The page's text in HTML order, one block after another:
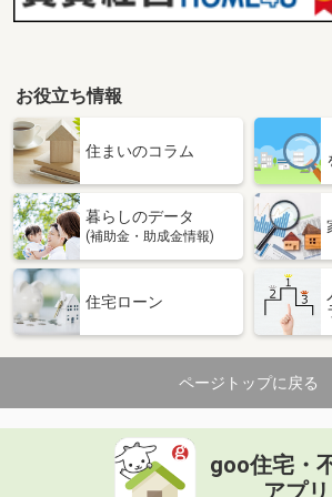
お役立ち情報
住まいのコラム
暮らしのデータ
(補助金・助成金情報)
住宅ローン
ページトップに戻る
goo住宅・
アプリ